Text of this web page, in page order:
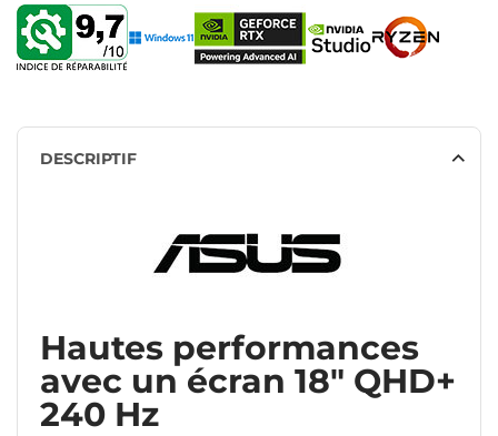
DESCRIPTIF
Hautes performances
avec un écran 18" QHD+
240 Hz